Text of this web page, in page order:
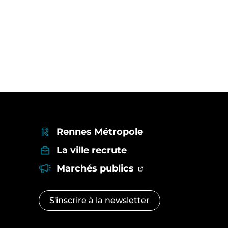
Rennes Métropole
La ville recrute
Marchés publics (ouverture dans
(ouverture dans
S'inscrire à la newsletter